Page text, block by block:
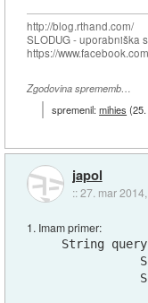
http://blog.rthand.com/
SLODUG - uporabniška
https://
Zgodovina sprememb…
spremenil:mihies (
japol
::27. mar
1. Imam primer:
String query